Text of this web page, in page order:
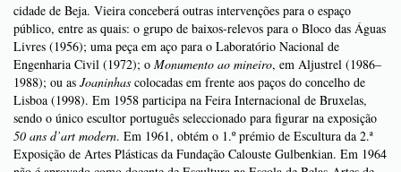
cidade de Beja. Vieira conceberá outras intervenções para o espaço
público, entre as quais: o grupo de baixos-relevos para o Bloco das Águas
Livres (1956); uma peça em aço para o Laboratório Nacional de
Engenharia Civil (1972); o Monumento ao mineiro, em Aljustrel (1986–
1988); ou as Joaninhas colocadas em frente aos paços do concelho de
Lisboa (1998). Em 1958 participa na Feira Internacional de Bruxelas,
sendo o único escultor português seleccionado para figurar na exposição
50 ans d’art modern. Em 1961, obtém o 1.º prémio de Escultura da 2.ª
Exposição de Artes Plásticas da Fundação Calouste Gulbenkian. Em 1964